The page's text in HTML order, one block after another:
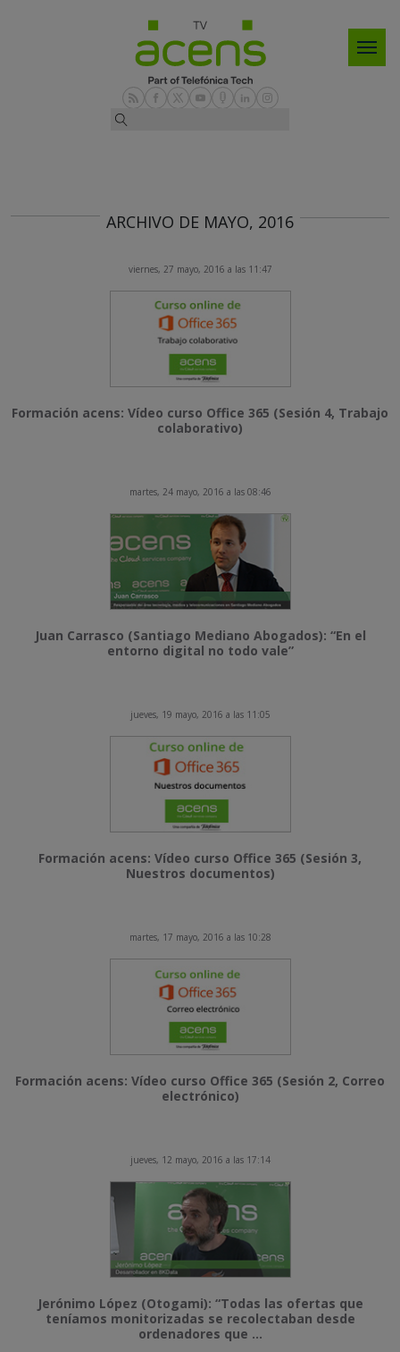
ARCHIVO DE MAYO, 2016
viernes, 27 mayo, 2016 a las 11:47
Formación acens: Vídeo curso Office 365 (Sesión 4, Trabajo
colaborativo)
martes, 24 mayo, 2016 a las 08:46
Juan Carrasco (Santiago Mediano Abogados): “En el
entorno digital no todo vale”
jueves, 19 mayo, 2016 a las 11:05
Formación acens: Vídeo curso Office 365 (Sesión 3,
Nuestros documentos)
martes, 17 mayo, 2016 a las 10:28
Formación acens: Vídeo curso Office 365 (Sesión 2, Correo
electrónico)
jueves, 12 mayo, 2016 a las 17:14
Jerónimo López (Otogami): “Todas las ofertas que
teníamos monitorizadas se recolectaban desde
ordenadores que ...